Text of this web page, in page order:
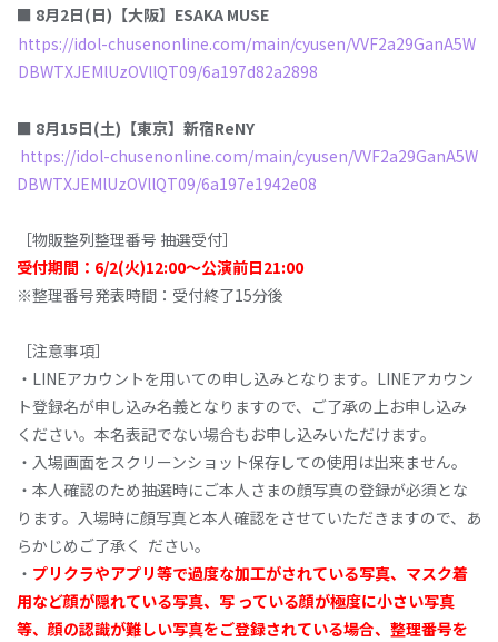
■ 8⽉2⽇(⽇) 【⼤阪】 ESAKA MUSE
https://idol-chusenonline.com/main/cyusen/VVF2a29GanA5W
DBWTXJEMlUzOVllQT09/6a197d82a2898
■ 8⽉15⽇(⼟) 【東京】新宿ReNY
https://idol-chusenonline.com/main/cyusen/VVF2a29GanA5W
DBWTXJEMlUzOVllQT09/6a197e1942e08
［物販整列整理番号 抽選受付］
受付期間： 6/2(⽕)12:00〜公演前⽇21:00
※整理番号発表時間：受付終了15分後
［注意事項］
‧LINEアカウントを⽤いての申し込みとなります。LINEアカウン
ト登録名が申し込み名義となりますので、ご了承の上お申し込み
ください。本名表記でない場合もお申し込みいただけます。
‧⼊場画⾯をスクリーンショット保存しての使⽤は出来ません。
‧本⼈確認のため抽選時にご本⼈さまの顔写真の登録が必須とな
ります。⼊場時に顔写真と本⼈確認をさせていただきますので、あ
らかじめご了承く ださい。
‧ プリクラやアプリ等で過度な加⼯がされている写真、マスク着
⽤など顔が隠れている写真、写 っている顔が極度に⼩さい写真
等、顔の認識が難しい写真をご登録されている場合、整理番号を